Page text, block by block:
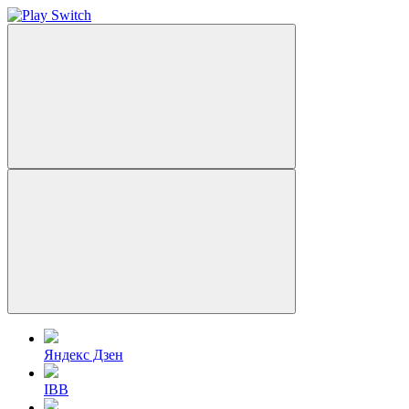
Яндекс Дзен
IBB